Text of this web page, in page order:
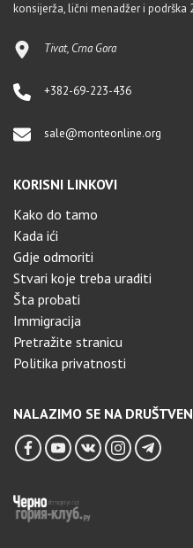
konsijerža, lični menadžer i podrška
Tivat, Crna Gora
+382-69-223-436
sale@monteonline.org
KORISNI LINKOVI
Kako do tamo
Kada ići
Gdje odmoriti
Stvari koje treba uraditi
Šta probati
Immigracija
Pretražite stranicu
Politika privatnosti
NALAZIMO SE NA